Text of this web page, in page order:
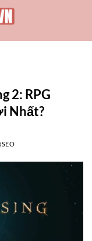
2: RPG
Nhất?